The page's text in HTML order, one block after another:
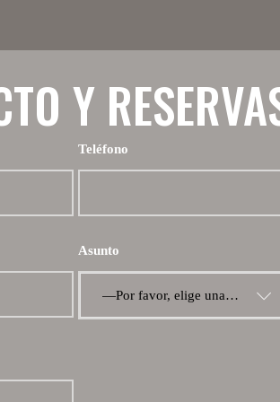
Y
Teléfono
Asunto
—Por favor, elige una opción—